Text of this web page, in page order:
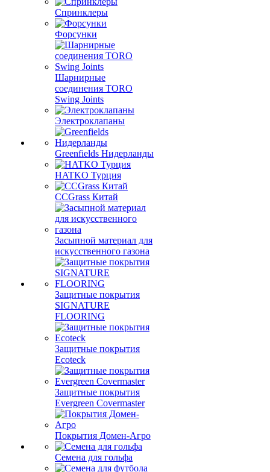
Спринклеры
Форсунки
Шарнирные
соединения TORO
Swing Joints
Электроклапаны
Greenfields Нидерланды
HATKO Турция
CCGrass Китай
Засыпной материал для
искусственного газона
Защитные покрытия
SIGNATURE
FLOORING
Защитные покрытия
Ecoteck
Защитные покрытия
Evergreen Covermaster
Покрытия Домен-Агро
Семена для гольфа